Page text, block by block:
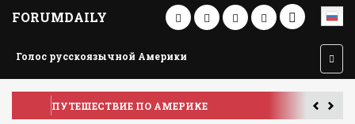
FORUMDAILY
Голос русскоязычной Америки
ПУТЕШЕСТВИЕ ПО АМЕРИКЕ